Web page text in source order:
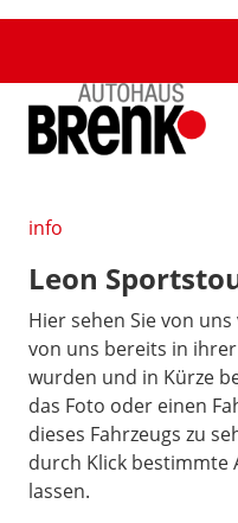
info
Leon
Hier sehen Sie von
von uns bereits in
wurden und in Kürze
das Foto oder einen
dieses Fahrzeugs zu
durch Klick bestimmte
lassen.